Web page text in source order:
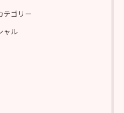
テゴリー
ャル